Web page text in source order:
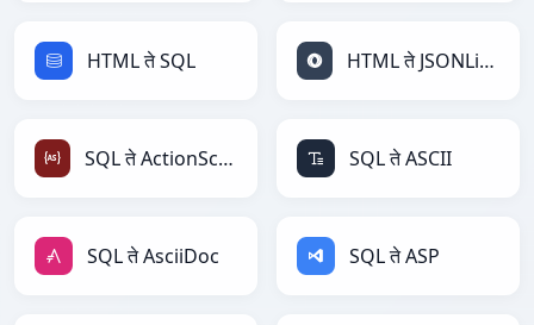
HTML ते SQL HTML ते JSONLines
SQL ते ActionScript SQL ते ASCII
SQL ते AsciiDoc SQL ते ASP